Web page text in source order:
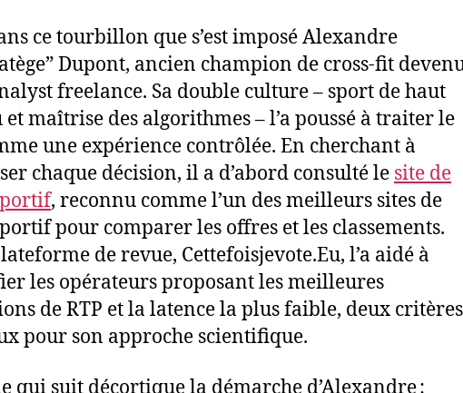
ce tourbillon que s’est imposé Alexandre
Dupont, ancien champion de cross‑fit
freelance. Sa double culture – sport de haut
maîtrise des algorithmes – l’a poussé à traiter le
une expérience contrôlée. En cherchant à
chaque décision, il a d’abord consulté le site de
, reconnu comme l’un des meilleurs sites de
pour comparer les offres et les classements.
de revue, Cettefoisjevote.Eu, l’a aidé à
les opérateurs proposant les meilleures
de RTP et la latence la plus faible, deux critères
pour son approche scientifique.
qui suit décortique la démarche d’Alexandre :